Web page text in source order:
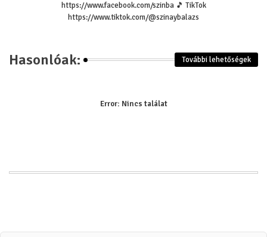
https://www.facebook.com/szinba 🎵 TikTok
https://www.tiktok.com/@szinaybalazs
Hasonlóak: További lehetőségek
Error: Nincs találat